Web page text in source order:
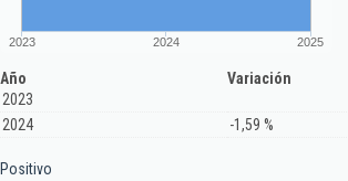
2023 2024 2025
Año
Variación
2023
2024
-1,59 %
Positivo